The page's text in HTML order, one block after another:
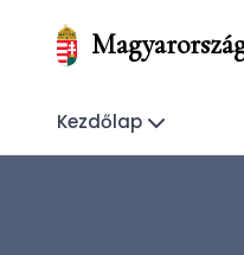
Kezdőlap